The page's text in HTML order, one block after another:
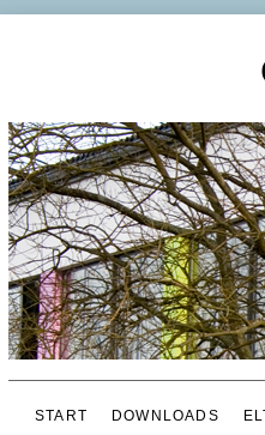
START DOWNLOADS